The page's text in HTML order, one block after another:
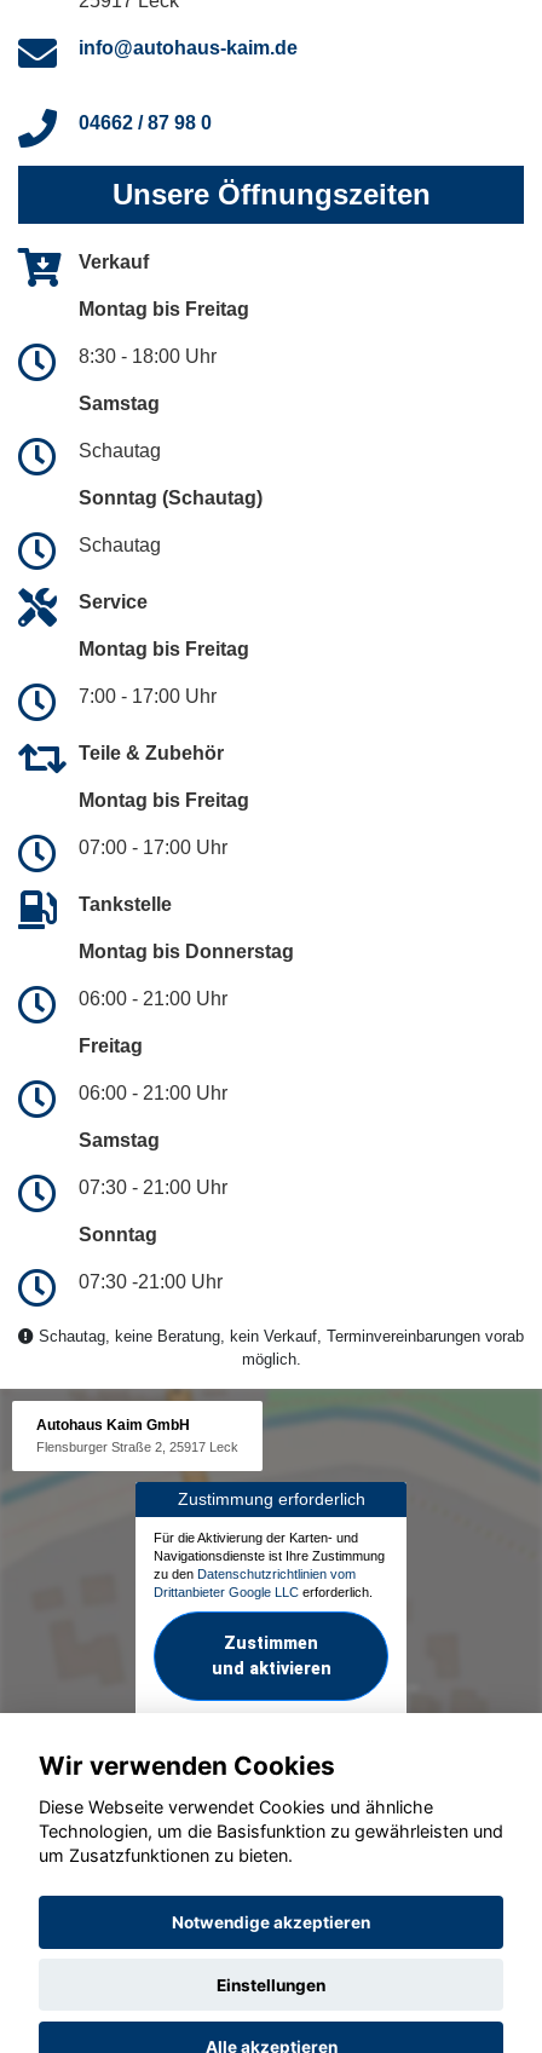
info@autohaus-kaim.de
04662 / 87 98 0
Unsere Öffnungszeiten
Verkauf
Montag bis Freitag
8:30 - 18:00 Uhr
Samstag
Schautag
Sonntag (Schautag)
Schautag
Service
Montag bis Freitag
7:00 - 17:00 Uhr
Teile & Zubehör
Montag bis Freitag
07:00 - 17:00 Uhr
Tankstelle
Montag bis Donnerstag
06:00 - 21:00 Uhr
Freitag
06:00 - 21:00 Uhr
Samstag
07:30 - 21:00 Uhr
Sonntag
07:30 -21:00 Uhr
Schautag, keine Beratung, kein Verkauf, Terminvereinbarungen vorab
möglich.
Autohaus Kaim GmbH
Flensburger Straße 2, 25917 Leck
Zustimmung erforderlich
Für die Aktivierung der Karten- und
Navigationsdienste ist Ihre Zustimmung
zu den Datenschutzrichtlinien vom
Drittanbieter Google LLC erforderlich.
Zustimmen
und aktivieren
© konjunkturmotor.de GmbH 2020 - 2026
Wir verwenden Cookies
Diese Webseite verwendet Cookies und ähnliche
Technologien, um die Basisfunktion zu gewährleisten und
um Zusatzfunktionen zu bieten.
Notwendige akzeptieren
Einstellungen
Alle akzeptieren